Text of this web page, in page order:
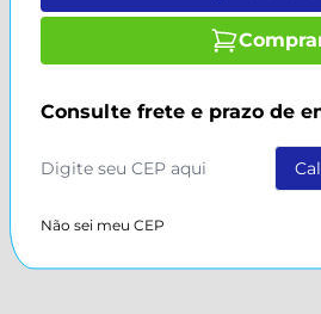
Consulte frete e prazo de
Não sei meu CEP